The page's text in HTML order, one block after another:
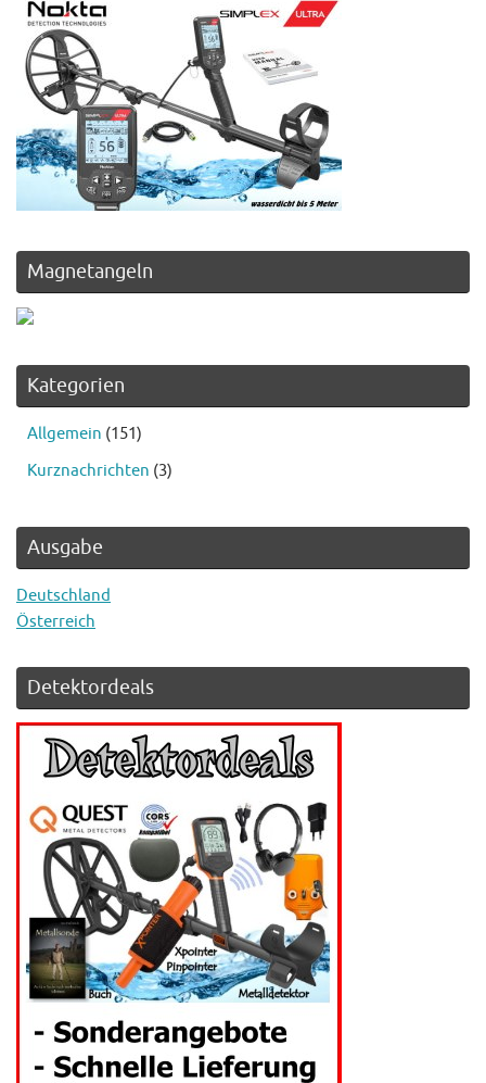
Magnetangeln
Kategorien
Allgemein (151)
Kurznachrichten (3)
Ausgabe
Deutschland
Österreich
Detektordeals